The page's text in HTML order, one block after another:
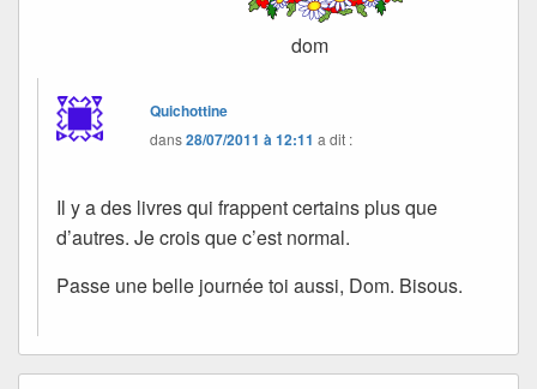
dom
Quichottine
dans28/07/2011 à 12:11 a dit :
Il y a des livres qui frappent certains plus que
d’autres. Je crois que c’est normal.
Passe une belle journée toi aussi, Dom. Bisous.